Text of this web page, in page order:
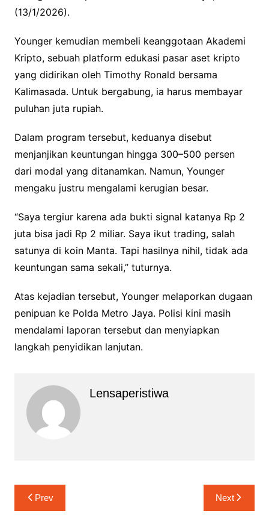
(13/1/2026).
Younger kemudian membeli keanggotaan Akademi
Kripto, sebuah platform edukasi pasar aset kripto
yang didirikan oleh Timothy Ronald bersama
Kalimasada. Untuk bergabung, ia harus membayar
puluhan juta rupiah.
Dalam program tersebut, keduanya disebut
menjanjikan keuntungan hingga 300–500 persen
dari modal yang ditanamkan. Namun, Younger
mengaku justru mengalami kerugian besar.
“Saya tergiur karena ada bukti signal katanya Rp 2
juta bisa jadi Rp 2 miliar. Saya ikut trading, salah
satunya di koin Manta. Tapi hasilnya nihil, tidak ada
keuntungan sama sekali,” tuturnya.
Atas kejadian tersebut, Younger melaporkan dugaan
penipuan ke Polda Metro Jaya. Polisi kini masih
mendalami laporan tersebut dan menyiapkan
langkah penyidikan lanjutan.
Lensaperistiwa
Navigasi
pos
Prev Next